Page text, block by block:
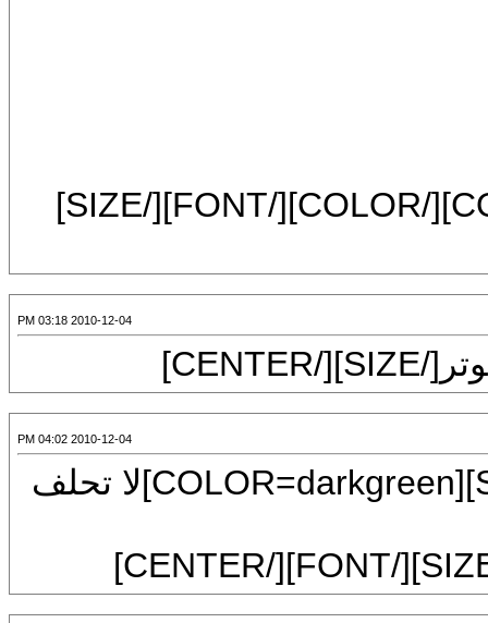
[FONT=Mudir MT][COLOR=darkgreen][/COLOR][/FONT][/SIZE]
2010-12-04 03:18 PM
2010-12-04 04:02 PM
[CENTER][FONT=Mudir MT][SIZE=7][COLOR=darkgreen]لا تحلف